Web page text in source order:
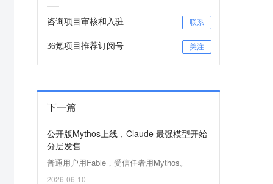
咨询项目审核和入驻 联系
36氪项目推荐订阅号 关注
下一篇
公开版Mythos上线，Claude 最强模型开始
分层发售
普通用户用Fable，受信任者用Mythos。
2026-06-10